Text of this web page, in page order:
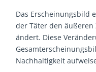
Das Erscheinungsbild
der Täter den
ändert. Diese
Nachhaltigkeit